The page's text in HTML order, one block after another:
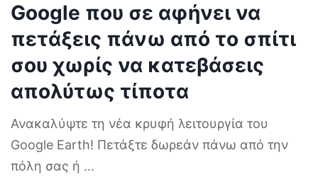
Google που σε αφήνει να
πετάξεις πάνω από το σπίτι
σου χωρίς να κατεβάσεις
απολύτως τίποτα
Ανακαλύψτε τη νέα κρυφή λειτουργία του
Google Earth! Πετάξτε δωρεάν πάνω από την
πόλη σας ή ...